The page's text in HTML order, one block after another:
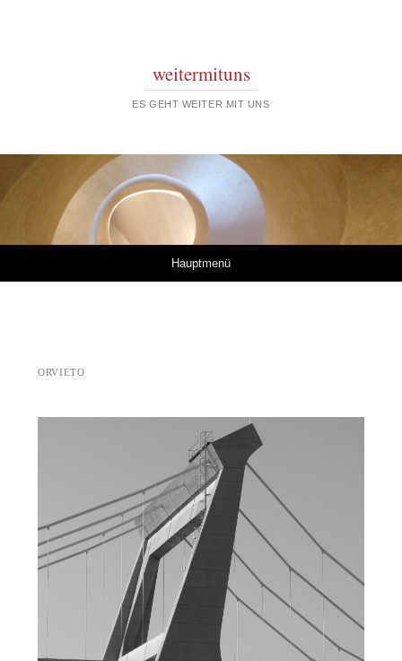
weitermituns
ES GEHT WEITER MIT UNS
Hauptmenü
ORVIETO